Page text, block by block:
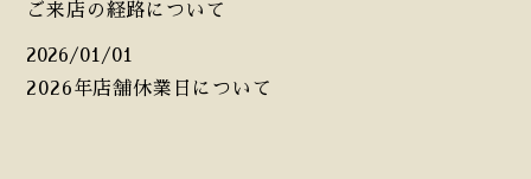
ご来店の経路について
2026/01/01
2026年店舗休業日について